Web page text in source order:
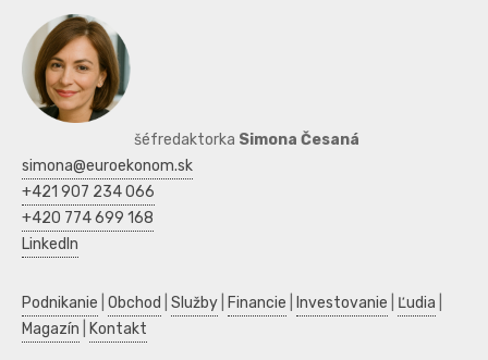
šéfredaktorka Simona Česaná
simona@euroekonom.sk
+421 907 234 066
+420 774 699 168
LinkedIn
Podnikanie Obchod Služby Financie Investovanie Ľudia
Magazín
Kontakt